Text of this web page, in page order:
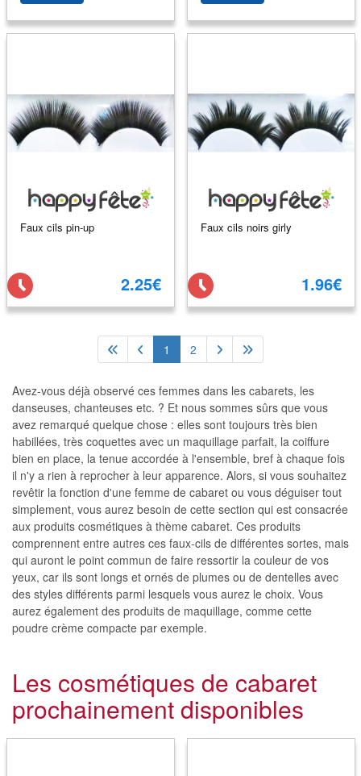
Faux cils pin-up
2.25€
Faux cils noirs girly
1.96€
1 2
Avez-vous déjà observé ces femmes dans les cabarets, les
danseuses, chanteuses etc. ? Et nous sommes sûrs que vous
avez remarqué quelque chose : elles sont toujours très bien
habillées, très coquettes avec un maquillage parfait, la coiffure
bien en place, la tenue accordée à l'ensemble, bref à chaque fois
il n'y a rien à reprocher à leur apparence. Alors, si vous souhaitez
revêtir la fonction d'une femme de cabaret ou vous déguiser tout
simplement, vous aurez besoin de cette section qui est consacrée
aux produits cosmétiques à thème cabaret. Ces produits
comprennent entre autres ces faux-cils de différentes sortes, mais
qui auront le point commun de faire ressortir la couleur de vos
yeux, car ils sont longs et ornés de plumes ou de dentelles avec
des styles différents parmi lesquels vous aurez le choix. Vous
aurez également des produits de maquillage, comme cette
poudre crème compacte par exemple.
Les cosmétiques de cabaret
prochainement disponibles